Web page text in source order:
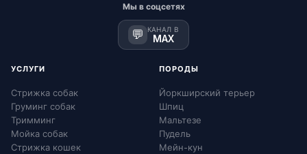
Мы в соцсетях
💬 КАНАЛ В
MAX
УСЛУГИ
Стрижка собак
Груминг собак
Тримминг
Мойка собак
Стрижка кошек
ПОРОДЫ
Йоркширский терьер
Шпиц
Мальтезе
Пудель
Мейн-кун